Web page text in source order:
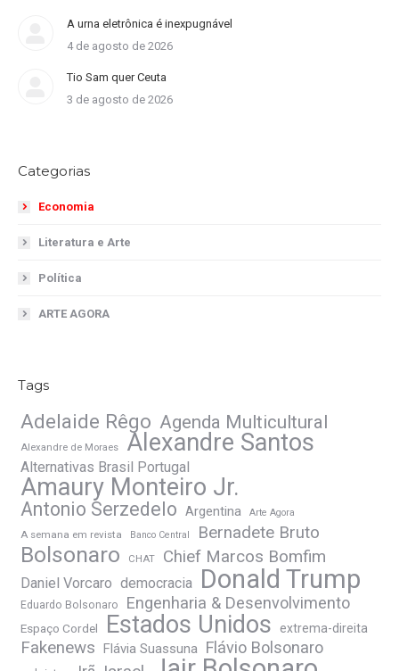
A urna eletrônica é inexpugnável
4 de agosto de 2026
Tio Sam quer Ceuta
3 de agosto de 2026
Categorias
Economia
Literatura e Arte
Política
ARTE AGORA
Tags
Adelaide Rêgo Agenda Multicultural
Alexandre de Moraes Alexandre Santos
Alternativas Brasil Portugal
Amaury Monteiro Jr.
Antonio Serzedelo Argentina Arte Agora
A semana em revista Banco Central Bernadete Bruto
Bolsonaro CHAT Chief Marcos Bomfim
Daniel Vorcaro democracia Donald Trump
Eduardo Bolsonaro Engenharia & Desenvolvimento
Espaço Cordel Estados Unidos extrema-direita
Fakenews Flávia Suassuna Flávio Bolsonaro